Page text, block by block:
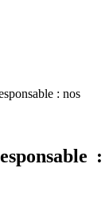
: nos
: